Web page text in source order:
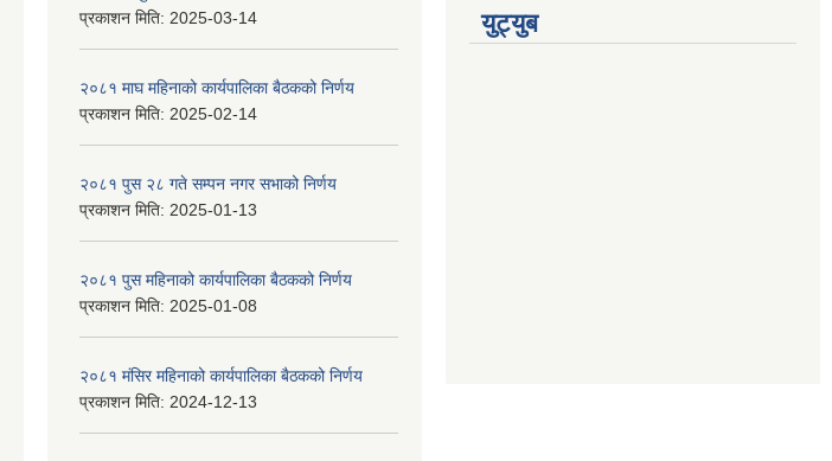
प्रकाशन मिति: 2025-03-14
२०८१ माघ महिनाको कार्यपालिका बैठकको निर्णय
प्रकाशन मिति: 2025-02-14
२०८१ पुस २८ गते सम्प‍न नगर सभाको निर्णय
प्रकाशन मिति: 2025-01-13
२०८१ पुस महिनाको कार्यपालिका बैठकको निर्णय
प्रकाशन मिति: 2025-01-08
२०८१ मंसिर महिनाको कार्यपालिका बैठकको निर्णय
प्रकाशन मिति: 2024-12-13
युट्युब